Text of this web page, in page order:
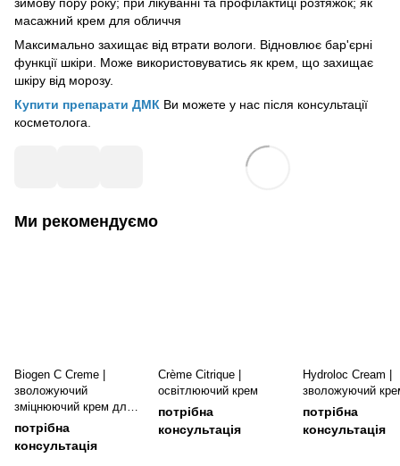
масажний крем для обличчя
Максимально захищає від втрати вологи. Відновлює бар'єрні
функції шкіри. Може використовуватись як крем, що захищає
шкіру від морозу.
Купити препарати ДМК Ви можете у нас після консультації
косметолога.
Ми рекомендуємо
Biogen C Creme |
зволожуючий
зміцнюючий крем для
зрілої шкіри
потрібна
консультація
Crème Citrique |
освітлюючий крем
потрібна
консультація
Hydroloc Cream |
зволожуючий
потрібна
консультація